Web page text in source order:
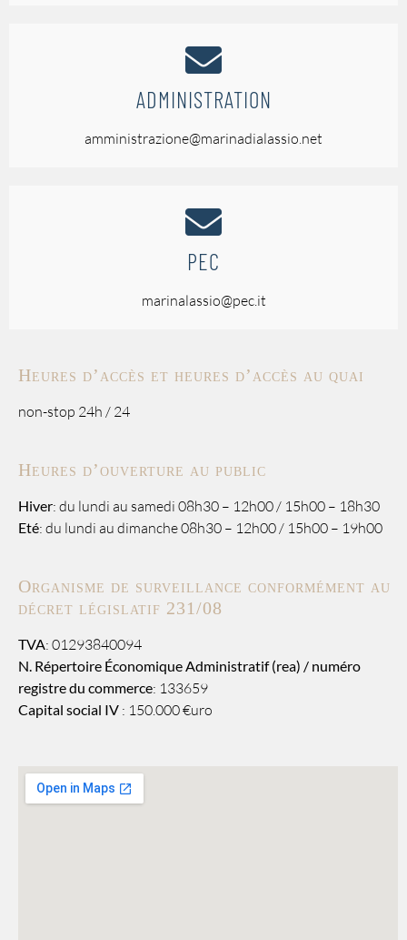
ADMINISTRATION
amministrazione@marinadialassio.net
PEC
marinalassio@pec.it
Heures d’accès et heures d’accès au quai
non-stop 24h / 24
Heures d’ouverture au public
Hiver: du lundi au samedi 08h30 – 12h00 / 15h00 – 18h30
Eté: du lundi au dimanche 08h30 – 12h00 / 15h00 – 19h00
Organisme de surveillance conformément au
décret législatif 231/08
TVA: 01293840094
N. Répertoire Économique Administratif (rea) / numéro
registre du commerce: 133659
Capital social IV : 150.000 €uro